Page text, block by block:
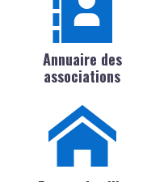
Annuaire des
associations